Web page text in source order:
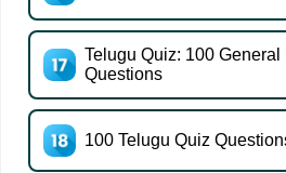
Telugu Quiz: 100
Questions
100 Telugu Quiz